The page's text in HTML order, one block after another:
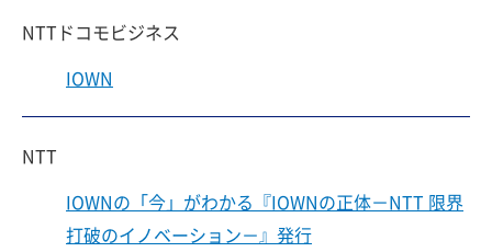
NTTドコモビジネス
IOWN
NTT
IOWNの「今」がわかる『IOWNの正体－NTT 限界
打破のイノベーション－』発行